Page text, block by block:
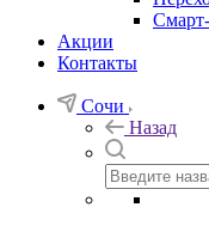
Акции
Контакты
Сочи
Назад